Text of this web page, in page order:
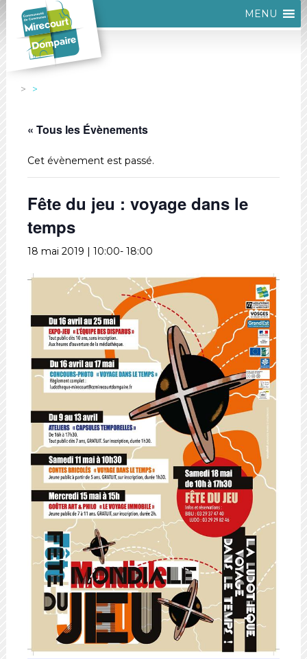
MENU
« Tous les Évènements
Cet évènement est passé.
Fête du jeu : voyage dans le
temps
18 mai 2019 | 10:00- 18:00